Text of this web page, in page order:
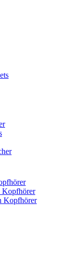
Kopfhörer
Kopfhörer